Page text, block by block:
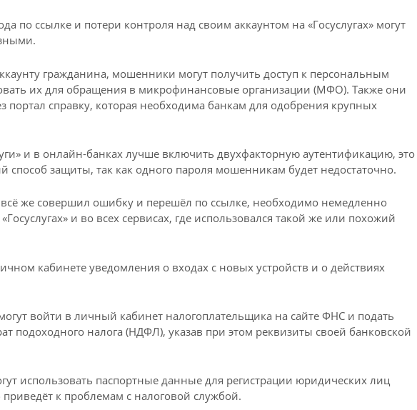
по ссылке и потери контроля над своим аккаунтом на «Госуслугах» могут
гражданина, мошенники могут получить доступ к персональным
их для обращения в микрофинансовые организации (МФО). Также они
портал справку, которая необходима банкам для одобрения крупных
и в онлайн-банках лучше включить двухфакторную аутентификацию, это
способ защиты, так как одного пароля мошенникам будет недостаточно.
всё же совершил ошибку и перешёл по ссылке, необходимо немедленно
и во всех сервисах, где использовался такой же или похожий
кабинете уведомления о входах с новых устройств и о действиях
войти в личный кабинет налогоплательщика на сайте ФНС и подать
подоходного налога (НДФЛ), указав при этом реквизиты своей банковской
использовать паспортные данные для регистрации юридических лиц
к проблемам с налоговой службой.